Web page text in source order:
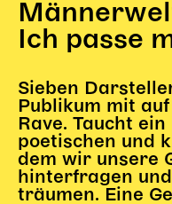
Newsletter für
DIGITALE
Gl!tch4
Wem gehört die
House of Hybrid
Ich passe
Sieben
Publikum mit
Rave. Taucht
poetischen und
dem wir unsere
hinterfragen
träumen. Eine